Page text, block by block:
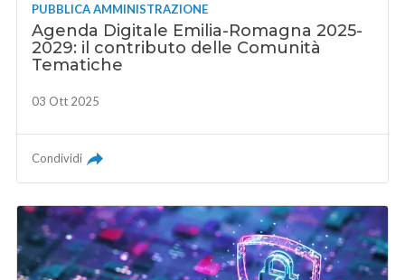
PUBBLICA AMMINISTRAZIONE
Agenda Digitale Emilia-Romagna 2025-
2029: il contributo delle Comunità
Tematiche
03 Ott 2025
Condividi